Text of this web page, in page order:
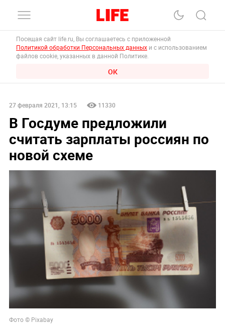
Посещая сайт life.ru, Вы соглашаетесь с приложенной
Политикой обработки Персональных данных и с использованием
файлов cookie, указанных в данной Политике.
ОК
27 февраля 2021, 13:15 11330
В Госдуме предложили
считать зарплаты россиян по
новой схеме
Фото © Pixabay